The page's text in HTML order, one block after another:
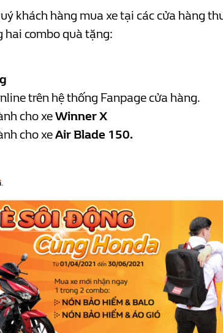
hàng mua xe tại các cửa hàng
hai combo quà tặng:
trên hệ thống Fanpage cửa hàng.
cho xeWinner X
cho xeAir Blade 150.